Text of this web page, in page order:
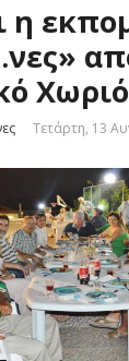
η
Τετάρτη, 13